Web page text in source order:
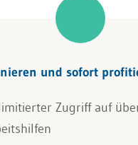
und sofort
Zugriff auf